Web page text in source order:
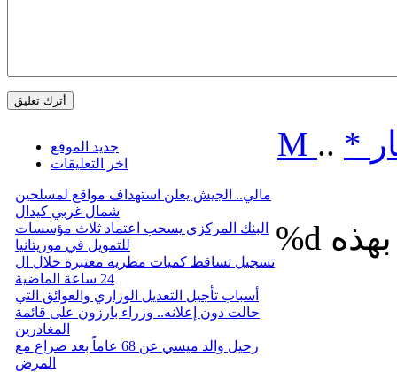
جديد الموقع
اخر التعليقات
مالي.. الجيش يعلن استهداف مواقع لمسلحين
شمال غربي كيدال
البنك المركزي يسحب اعتماد ثلاث مؤسسات
للتمويل في موريتانيا
تسجيل تساقط كميات مطرية معتبرة خلال ال
24 ساعة الماضية
أسباب تأجيل التعديل الوزاري والعوائق التي
حالت دون إعلانه.. وزراء بارزون على قائمة
المغادرين
رحيل والد ميسي عن 68 عاماً بعد صراع مع
المرض
M .. *
%d